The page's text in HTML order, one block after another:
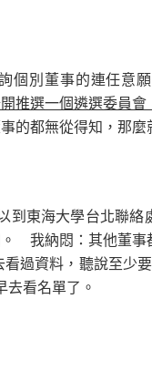
別董事的連任意
推選一個遴選委員
的都無從得知，那麼
東海大學台北聯絡
我納悶：其他董事
過資料，聽說至少
去看名單了。